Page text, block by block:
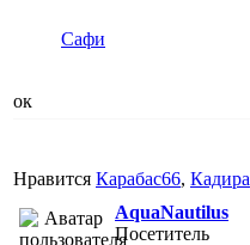
Сафи
ок
Нравится Карабас66, Кадира
AquaNautilus
Посетитель